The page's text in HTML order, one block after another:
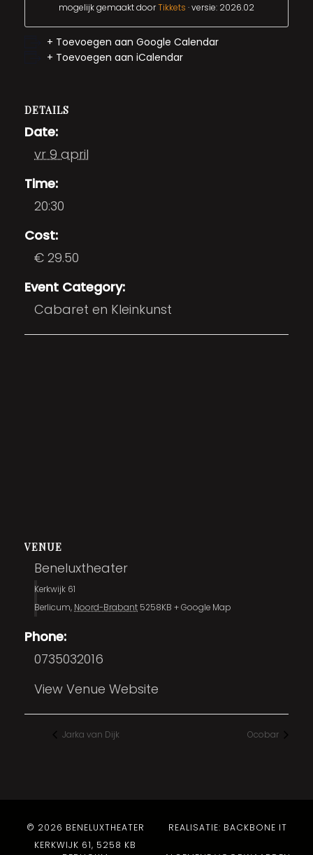
mogelijk gemaakt doorTikkets · versie: 2026.02
+ Toevoegen aan Google Calendar
+ Toevoegen aan iCalendar
DETAILS
Date:
vr 9 april
Time:
20:30
Cost:
€ 29.50
Event Category:
Cabaret en Kleinkunst
VENUE
Beneluxtheater
Kerkwijk 61
Berlicum, Noord-Brabant 5258KB + Google Map
Phone:
0735032016
View Venue Website
Jarka van Dijk Ocobar
© 2026 BENELUXTHEATER
REALISATIE: BACKBONE IT
KERKWIJK 61, 5258 KB